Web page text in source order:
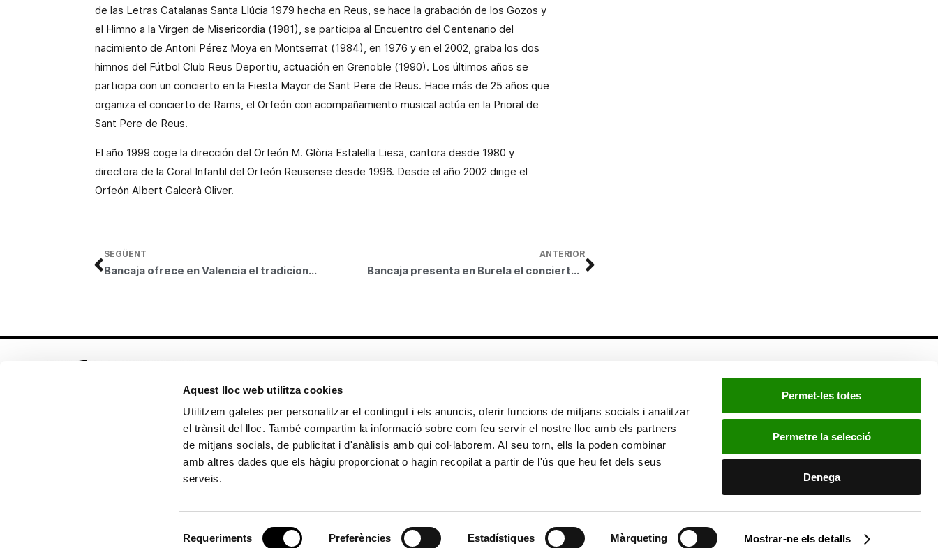
Aquest lloc web utilitza cookies
Utilitzem galetes per personalitzar el contingut i els anuncis, oferir funcions de mitjans socials i analitzar
el trànsit del lloc. També compartim la informació sobre com feu servir el nostre lloc amb els partners
de mitjans socials, de publicitat i d'anàlisis amb qui col·laborem. Al seu torn, ells la poden combinar
amb altres dades que els hàgiu proporcionat o hagin recopilat a partir de l'ús que heu fet dels seus
serveis.
Requeriments Preferències Estadístiques Màrqueting Mostrar-ne els detalls
Permet-les totes
Permetre la selecció
Denega
de las Letras Catalanas Santa Llúcia 1979 hecha en Reus, se hace la grabación de los Gozos y
el Himno a la Virgen de Misericordia (1981), se participa al Encuentro del Centenario del
nacimiento de Antoni Pérez Moya en Montserrat (1984), en 1976 y en el 2002, graba los dos
himnos del Fútbol Club Reus Deportiu, actuación en Grenoble (1990). Los últimos años se
participa con un concierto en la Fiesta Mayor de Sant Pere de Reus. Hace más de 25 años que
organiza el concierto de Rams, el Orfeón con acompañamiento musical actúa en la Prioral de
Sant Pere de Reus.
El año 1999 coge la dirección del Orfeón M. Glòria Estalella Liesa, cantora desde 1980 y
directora de la Coral Infantil del Orfeón Reusense desde 1996. Desde el año 2002 dirige el
Orfeón Albert Galcerà Oliver.
ANTERIOR
Bancaja presenta en Burela el concierto “Retablo de Navidad”
SEGÜENT
Bancaja ofrece en Valencia el tradicional concierto “Retaule de Nadal 2008”
Comunicació
Sol·licitud d’imatges de la col·lecció
d’art
Colecció d’art
Publicacions
Si quieres estar a la última, inscríbete a nuestra
newsletter:
política de privacidad